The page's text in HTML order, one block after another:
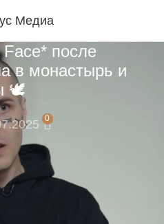
после
в монастырь и
🕊️
0
и не пропустите
канал, там